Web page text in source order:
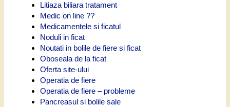
Litiaza biliara tratament
Medic on line ??
Medicamentele si ficatul
Noduli in ficat
Noutati in bolile de fiere si ficat
Oboseala de la ficat
Oferta site-ului
Operatia de fiere
Operatia de fiere – probleme
Pancreasul si bolile sale